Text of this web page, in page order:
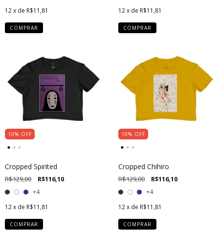
12x de R$11,81
COMPRAR
12 x de R$11,81
COMPRAR
10% OFF
Cropped Spirited
R$129,00 R$116,10
+4
12x de R$11,81
COMPRAR
10% OFF
Cropped Chihiro
R$129,00 R$116,10
+4
12 x de R$11,81
COMPRAR